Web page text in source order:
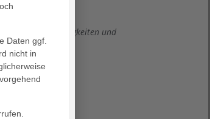
Medizinische Neuigkeiten und
Daten ggf.
nicht in